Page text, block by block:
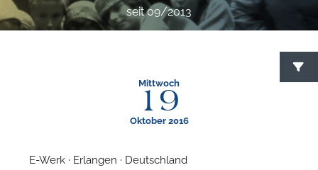
seit 09/2013
Mittwoch
19
Oktober 2016
E-Werk · Erlangen · Deutschland